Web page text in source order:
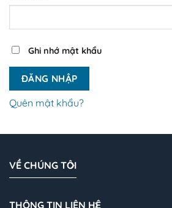
Ghi nhớ mật khẩu
ĐĂNG NHẬP
Quên mật khẩu?
VỀ CHÚNG TÔI
THÔNG TIN LIÊN HỆ